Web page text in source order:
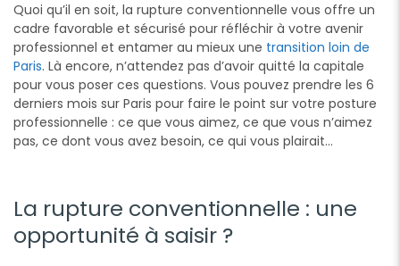
Quoi qu’il en soit, la rupture conventionnelle vous offre un
cadre favorable et sécurisé pour réfléchir à votre avenir
professionnel et entamer au mieux une transition loin de
Paris. Là encore, n’attendez pas d’avoir quitté la capitale
pour vous poser ces questions. Vous pouvez prendre les 6
derniers mois sur Paris pour faire le point sur votre posture
professionnelle : ce que vous aimez, ce que vous n’aimez
pas, ce dont vous avez besoin, ce qui vous plairait…
La rupture conventionnelle : une
opportunité à saisir ?